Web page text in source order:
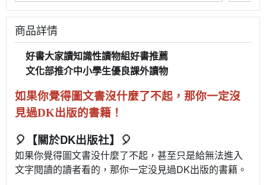
商品詳情
好書大家讀知識性讀物組好書推薦
文化部推介中小學生優良課外讀物
如果你覺得圖文書沒什麼了不起， 那你一定沒
見過DK出版的書籍！
🎈【關於DK出版社】🎈
如果你覺得圖文書没什麼了不起，甚至只是給無法進入
文字閱讀的讀者看的，那你一定没見過DK出版的書籍。